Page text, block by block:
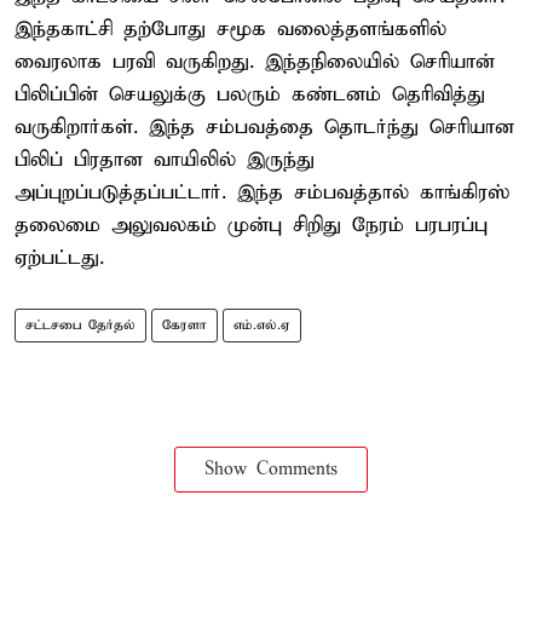
இந்தகாட்சி தற்போது சமூக வலைத்தளங்களில்
வைரலாக பரவி வருகிறது. இந்தநிலையில் செரியான்
பிலிப்பின் செயலுக்கு பலரும் கண்டனம் தெரிவித்து
வருகிறார்கள். இந்த சம்பவத்தை தொடர்ந்து செரியான
பிலிப் பிரதான வாயிலில் இருந்து
அப்புறப்படுத்தப்பட்டார். இந்த சம்பவத்தால் காங்கிரஸ்
தலைமை அலுவலகம் முன்பு சிறிது நேரம் பரபரப்பு
ஏற்பட்டது.
சட்டசபை தேர்தல் கேரளா எம்.எல்.ஏ
Show Comments